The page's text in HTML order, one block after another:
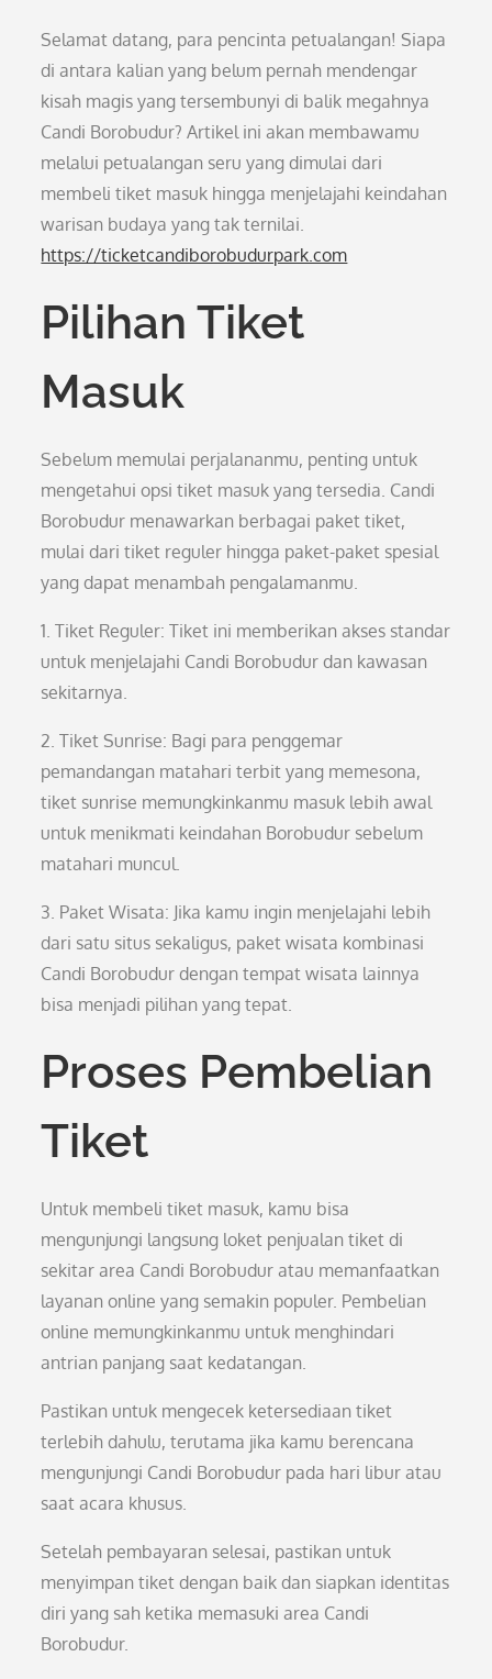
Selamat datang, para pencinta petualangan! Siapa
di antara kalian yang belum pernah mendengar
kisah magis yang tersembunyi di balik megahnya
Candi Borobudur? Artikel ini akan membawamu
melalui petualangan seru yang dimulai dari
membeli tiket masuk hingga menjelajahi keindahan
warisan budaya yang tak ternilai.
https://ticketcandiborobudurpark.com
Pilihan Tiket
Masuk
Sebelum memulai perjalananmu, penting untuk
mengetahui opsi tiket masuk yang tersedia. Candi
Borobudur menawarkan berbagai paket tiket,
mulai dari tiket reguler hingga paket-paket spesial
yang dapat menambah pengalamanmu.
1. Tiket Reguler: Tiket ini memberikan akses standar
untuk menjelajahi Candi Borobudur dan kawasan
sekitarnya.
2. Tiket Sunrise: Bagi para penggemar
pemandangan matahari terbit yang memesona,
tiket sunrise memungkinkanmu masuk lebih awal
untuk menikmati keindahan Borobudur sebelum
matahari muncul.
3. Paket Wisata: Jika kamu ingin menjelajahi lebih
dari satu situs sekaligus, paket wisata kombinasi
Candi Borobudur dengan tempat wisata lainnya
bisa menjadi pilihan yang tepat.
Proses Pembelian
Tiket
Untuk membeli tiket masuk, kamu bisa
mengunjungi langsung loket penjualan tiket di
sekitar area Candi Borobudur atau memanfaatkan
layanan online yang semakin populer. Pembelian
online memungkinkanmu untuk menghindari
antrian panjang saat kedatangan.
Pastikan untuk mengecek ketersediaan tiket
terlebih dahulu, terutama jika kamu berencana
mengunjungi Candi Borobudur pada hari libur atau
saat acara khusus.
Setelah pembayaran selesai, pastikan untuk
menyimpan tiket dengan baik dan siapkan identitas
diri yang sah ketika memasuki area Candi
Borobudur.